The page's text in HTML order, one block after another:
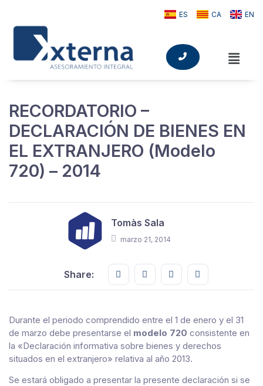
ES CA EN
RECORDATORIO –
DECLARACIÓN DE BIENES EN
EL EXTRANJERO (Modelo
720) – 2014
Tomàs Sala
marzo 21, 2014
Share: Share this on FaceBook
Share this on Twitter
Share this on GMail
Share this on
Durante el periodo comprendido entre el 1 de enero y el 31
de marzo debe presentarse el modelo 720 consistente en
la «Declaración informativa sobre bienes y derechos
situados en el extranjero» relativa al año 2013.
Se estará obligado a presentar la presente declaración si se